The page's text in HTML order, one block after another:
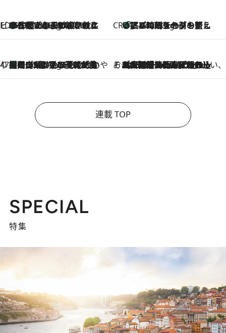
ビューティいいもの集め EDITORS' BEST
3 Hours Ago
35℃超えの日の夜、枕にひと吹き！ BAUMのルームスプレーが、ひのきの香りで心まで解きほぐす CREA'S CHOICE
3 Hours Ago
「眠る時刻をセットする」——眠りの前を整える、バルミューダの新しいアプローチ
47都道府県の手みやげ ひんやりスイーツで夏を満喫
3 Hours Ago
【岡山県】この夏絶対食べたい 冷やしておいしいおやつ3選 フルーツが主役のプリンやアイスが勢揃い そおだよおこの関西おいしい、おやつ紀行
2026.8.9
［大阪府箕面市］一皿一皿目の前で仕上げられる、料理を巧みに組み込んだアシェットデセールコース「ミチル アシェット デセール（Michiru assiette dessert）」
連載 TOP
SPECIAL
特集